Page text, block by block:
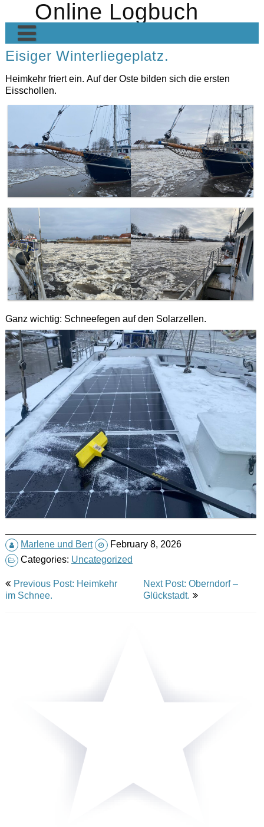
content
Online Logbuch
Home
Die Crew
Heimkehr VII
Heimkehr in den Medien
Geschichte
Eisiger Winterliegeplatz.
Heimkehr friert ein. Auf der Oste bilden sich die ersten
Eisschollen.
Ganz wichtig: Schneefegen auf den Solarzellen.
Marlene und Bert
February 8, 2026
Categories: Uncategorized
Post
navigation
Previous Post: Heimkehr
im Schnee.
Next Post: Oberndorf –
Glückstadt.